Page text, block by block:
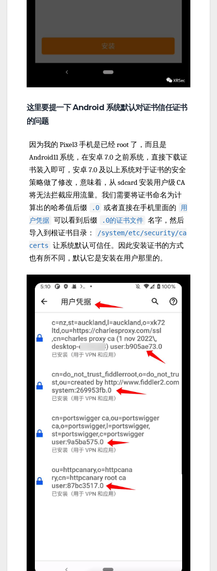
这里要提一下 Android 系统默认对证书信任证书
的问题
因为我的 Pixel3 手机是已经 root 了，而且是
Android11 系统，在安卓 7.0 之前系统，直接下载证
书装入即可，安卓 7.0 及以上系统对于证书的安全
策略做了修改，意味着，从 sdcard 安装用户级 CA
将无法拦截应用流量。我们需要将证书命名为计
算出的哈希值后缀
.0 或者直接在手机里面的
用
户凭据 可以看到后缀 .0的证书文件 名字，然后
导入到根证书目录：
/system/etc/security/ca
certs
让系统默认可信任。因此安装证书的方式
也有所不同，默认它是安装在用户那里的。